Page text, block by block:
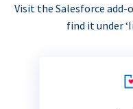
Visit the Salesforce add-
find it under